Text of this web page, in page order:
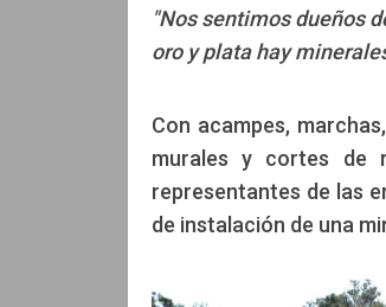
"Nos sentimos dueños
oro y plata hay
Con acampes,
murales y cortes de
representantes de las
de instalación de una